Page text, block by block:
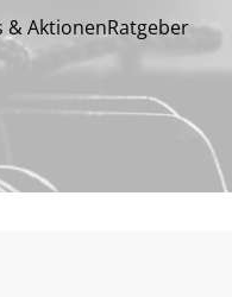
& AktionenRatgeber